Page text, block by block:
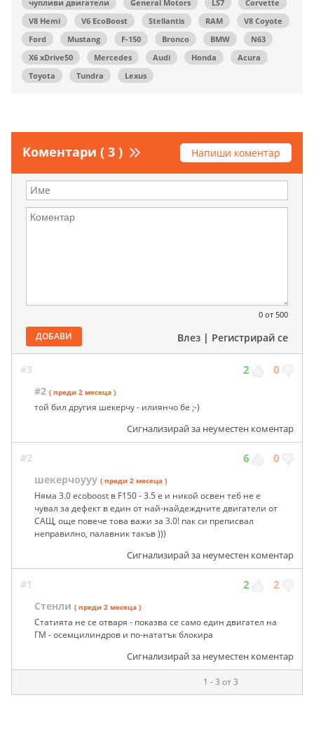
чупливи двигатели
General Motors LS7
Corvette
V8 Hemi
V6 EcoBoost Stellantis RAM
V8 Coyote
Ford
Mustang F-150 Bronco BMW
N63
X6 xDrive50
Mercedes Audi Honda
Acura
Toyota
Tundra Lexus
Коментари ( 3 ) Напиши коментар
0 от 500
ДОБАВИ Влез | Регистрирай се
#3 2 0
#2 ( преди 2 месеца )
той бил другия шекерчу - илиянчо бе ;-)
Сигнализирай за неуместен коментар
#2 6 0
шекерчоууу ( преди 2 месеца )
Няма 3.0 ecoboost в F150 - 3.5 е и никой освен теб не е
чувал за дефект в един от най-найдеждните двигатели от
САЩ, още повече това важи за 3.0! пак си преписвал
неправилно, палавник такъв )))
Сигнализирай за неуместен коментар
#1 2 2
Стенли ( преди 2 месеца )
Статията не се отваря - показва се само един двигател на
ГМ - осемцилиндров и по-нататък блокира
Сигнализирай за неуместен коментар
1 - 3 от 3